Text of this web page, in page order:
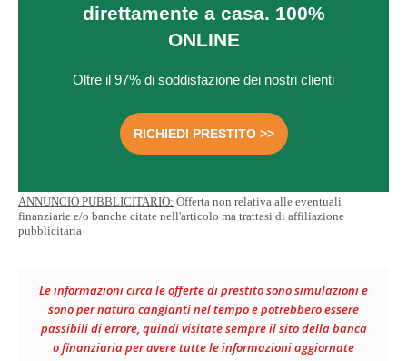
direttamente a casa. 100%
ONLINE
Oltre il 97% di soddisfazione dei nostri clienti
RICHIEDI PRESTITO >>
ANNUNCIO PUBBLICITARIO: Offerta non relativa alle eventuali
finanziarie e/o banche citate nell'articolo ma trattasi di affiliazione
pubblicitaria
Le informazioni circa le offerte di prestito sono simulazioni e
sono per natura cangianti nel tempo e potrebbero essere
passibili di errore, quindi visitate sempre il sito della banca
o finanziaria per avere tutte le informazioni aggiornate